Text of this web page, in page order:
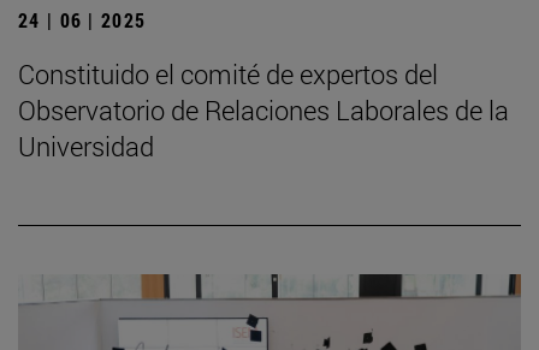
24 | 06 | 2025
Constituido el comité de expertos del
Observatorio de Relaciones Laborales de la
Universidad